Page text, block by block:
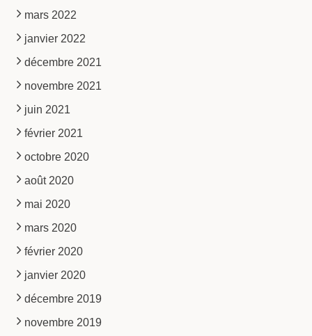
mars 2022
janvier 2022
décembre 2021
novembre 2021
juin 2021
février 2021
octobre 2020
août 2020
mai 2020
mars 2020
février 2020
janvier 2020
décembre 2019
novembre 2019